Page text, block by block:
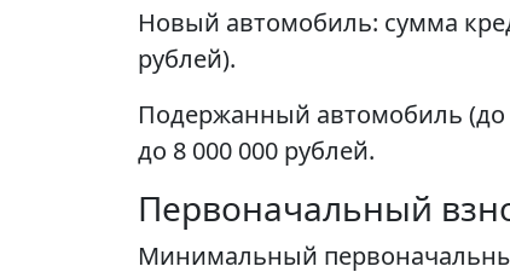
Новый автомобиль: сумма
рублей).
Подержанный автомобиль (до
до 8 000 000 рублей.
Первоначальный
Минимальный